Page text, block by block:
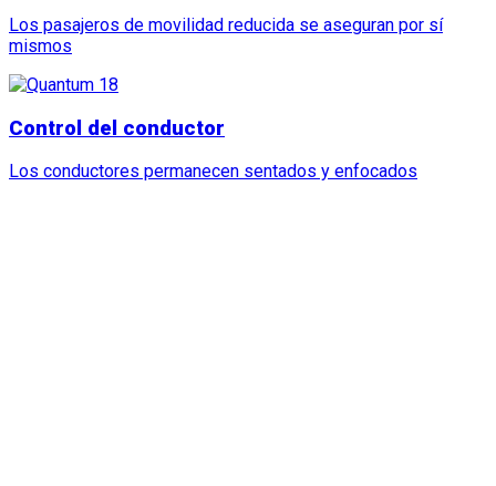
Los pasajeros de movilidad reducida se aseguran por sí
mismos
Control del conductor
Los conductores permanecen sentados y enfocados